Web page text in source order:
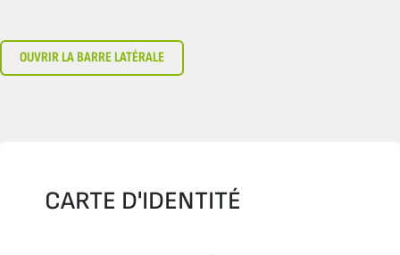
OUVRIR LA BARRE LATÉRALE
CARTE D'IDENTITÉ